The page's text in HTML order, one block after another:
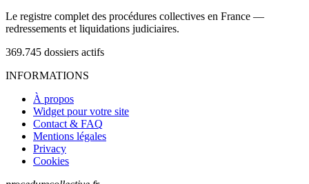
Le registre complet des procédures collectives en France —
redressements et liquidations judiciaires.
369.745 dossiers actifs
INFORMATIONS
À propos
Widget pour votre site
Contact & FAQ
Mentions légales
Privacy
Cookies